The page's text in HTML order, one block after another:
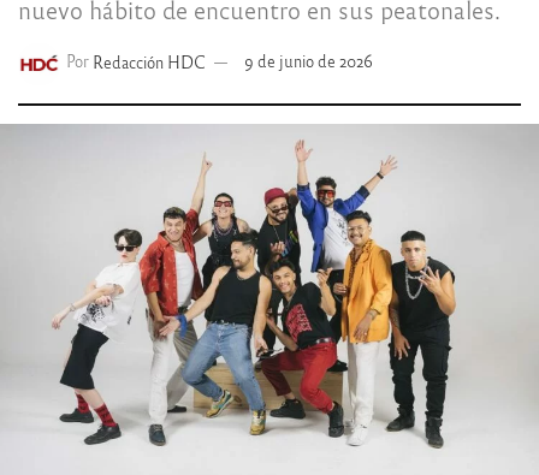
nuevo hábito de encuentro en sus peatonales.
Por Redacción HDC 9 de junio de 2026